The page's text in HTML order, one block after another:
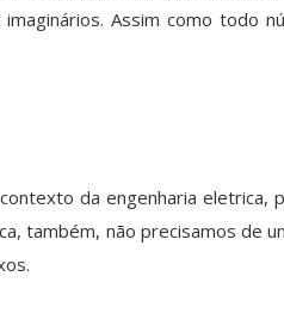
Assim como todo
da engenharia eletrica,
também, não precisamos de